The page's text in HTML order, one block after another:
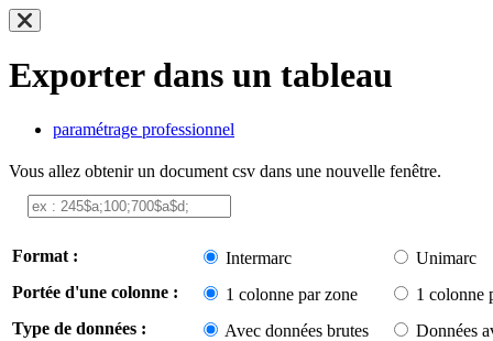
Exporter dans un tableau
paramétrage professionnel
Vous allez obtenir un document csv dans une nouvelle fenêtre.
Format : Intermarc
Unimarc
Portée d'une colonne :
1 colonne par zone
1 colonne
Type de données :
Avec données brutes Données